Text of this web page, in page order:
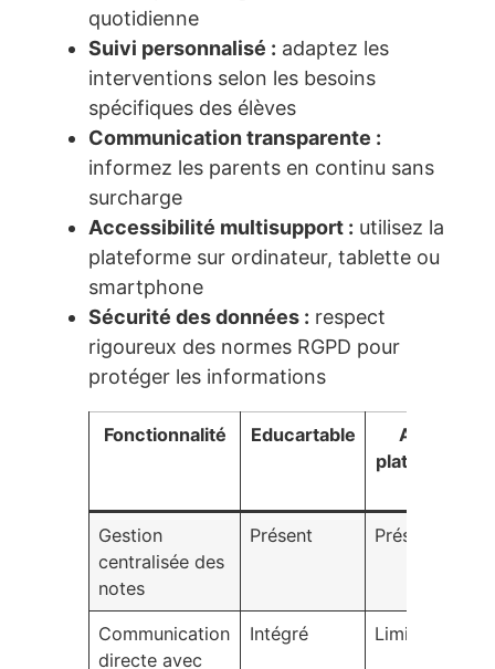
quotidienne
Suivi personnalisé : adaptez les
interventions selon les besoins
spécifiques des élèves
Communication transparente :
informez les parents en continu sans
surcharge
Accessibilité multisupport : utilisez la
plateforme sur ordinateur, tablette ou
smartphone
Sécurité des données : respect
rigoureux des normes RGPD pour
protéger les informations
Fonctionnalité Educartable
Autre
plateforme
Gestion
centralisée des
notes
Présent Présent
Communication
directe avec
Intégré Limité